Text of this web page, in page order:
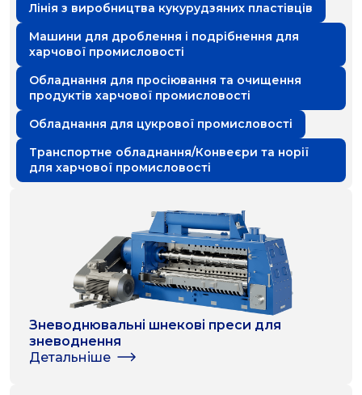
Лінія з виробництва кукурудзяних пластівців
Машини для дроблення і подрібнення для
харчової промисловості
Обладнання для просіювання та очищення
продуктів харчової промисловості
Обладнання для цукрової промисловості
Транспортне обладнання/Конвеєри та норії
для харчової промисловості
Зневоднювальні шнекові преси для
зневоднення
Детальніше